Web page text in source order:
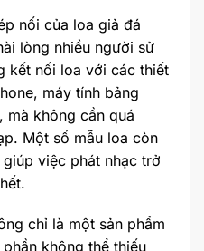
nối của loa giả đá
lòng nhiều người sử
kết nối loa với các thiết
máy tính bảng
mà không cần quá
Một số mẫu loa còn
việc phát nhạc trở
chỉ là một sản phẩm
không thể thiếu